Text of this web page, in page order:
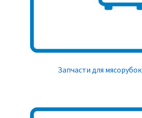
Запчасти для мясорубок